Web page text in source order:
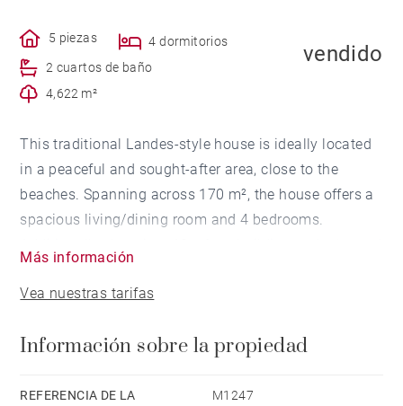
5 piezas
4 dormitorios
2 cuartos de baño
4,622 m²
vendido
This traditional Landes-style house is ideally located
in a peaceful and sought-after area, close to the
beaches. Spanning across 170 m², the house offers a
spacious living/dining room and 4 bedrooms.
preserved without any overlooked neighbors thanks to
Más información
Vea nuestras tarifas
Información sobre la propiedad
REFERENCIA DE LA
M1247